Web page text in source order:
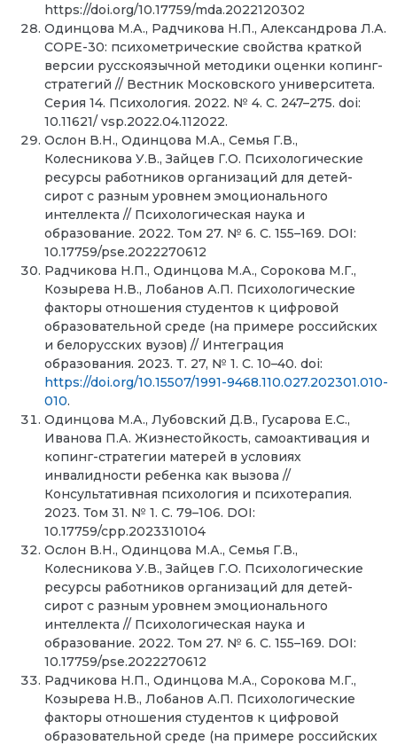
https://doi.org/10.17759/mda.2022120302
Одинцова М.А., Радчикова Н.П., Александрова Л.А.
СОРЕ-30: психометрические свойства краткой
версии русскоязычной методики оценки копинг-
стратегий // Вестник Московского университета.
Серия 14. Психология. 2022. № 4. С. 247–275. doi:
10.11621/ vsp.2022.04.112022.
Ослон В.Н., Одинцова М.А., Семья Г.В.,
Колесникова У.В., Зайцев Г.О. Психологические
ресурсы работников организаций для детей-
сирот с разным уровнем эмоционального
интеллекта // Психологическая наука и
образование. 2022. Том 27. № 6. С. 155–169. DOI:
10.17759/pse.2022270612
Радчикова Н.П., Одинцова М.А., Сорокова М.Г.,
Козырева Н.В., Лобанов А.П. Психологические
факторы отношения студентов к цифровой
образовательной среде (на примере российских
и белорусских вузов) // Интеграция
образования. 2023. Т. 27, № 1. С. 10–40. doi:
https://doi.org/10.15507/1991-9468.110.027.202301.010-
010.
Одинцова М.А., Лубовский Д.В., Гусарова Е.С.,
Иванова П.А. Жизнестойкость, самоактивация и
копинг-стратегии матерей в условиях
инвалидности ребенка как вызова //
Консультативная психология и психотерапия.
2023. Том 31. № 1. С. 79–106. DOI:
10.17759/cpp.2023310104
Ослон В.Н., Одинцова М.А., Семья Г.В.,
Колесникова У.В., Зайцев Г.О. Психологические
ресурсы работников организаций для детей-
сирот с разным уровнем эмоционального
интеллекта // Психологическая наука и
образование. 2022. Том 27. № 6. С. 155–169. DOI:
10.17759/pse.2022270612
Радчикова Н.П., Одинцова М.А., Сорокова М.Г.,
Козырева Н.В., Лобанов А.П. Психологические
факторы отношения студентов к цифровой
образовательной среде (на примере российских